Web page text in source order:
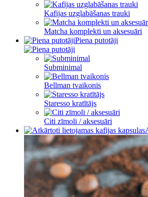
Kafijas uzglabāšanas trauki
Matcha komplekti un aksesuāri
Piena putotāji
Subminimal
Bellman tvaikonis
Staresso kratītājs
Citi zīmoli / aksesuāri